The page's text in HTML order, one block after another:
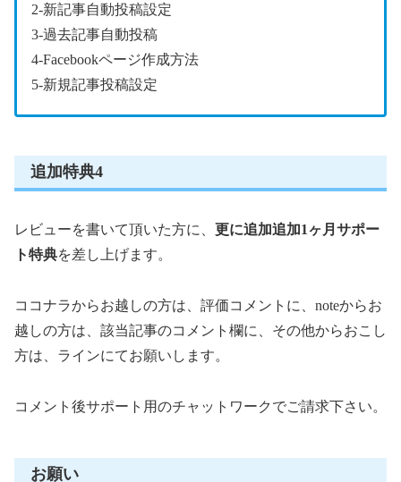
2-新記事自動投稿設定
3-過去記事自動投稿
4-Facebookページ作成方法
5-新規記事投稿設定
追加特典4
レビューを書いて頂いた方に、 更に追加追加1ヶ月サポー
ト特典を差し上げます。
ココナラからお越しの方は、評価コメントに、noteからお
越しの方は、該当記事のコメント欄に、その他からおこし
方は、ラインにてお願いします。
コメント後サポート用のチャットワークでご請求下さい。
お願い